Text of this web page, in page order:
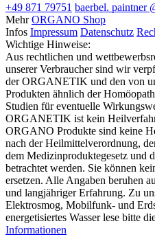
+49 871 79751 baerbel. paintner
Mehr ORGANO Shop
Infos Impressum Datenschutz
Wichtige Hinweise:
Aus rechtlichen und
unserer Verbraucher sind wir
der ORGANETIK und den von
Produkten ähnlich der
Studien für eventuelle
ORGANETIK ist kein
ORGANO Produkte sind keine
nach der Heilmittelverordnung,
dem Medizinproduktegesetz und
betrachtet werden. Sie können
ersetzen. Alle Angaben beruhen
und langjähriger Erfahrung. Zu
Elektrosmog, Mobilfunk- und
energetisiertes Wasser lese bitte
Informationen